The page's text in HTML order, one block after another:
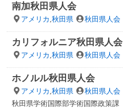
南加秋田県人会
アメリカ ,秋田県 秋田県人会
カリフォルニア秋田県人会
アメリカ ,秋田県 秋田県人会
ホノルル秋田県人会
アメリカ ,秋田県
秋田県人会
秋田県学術国際部学術国際政策課